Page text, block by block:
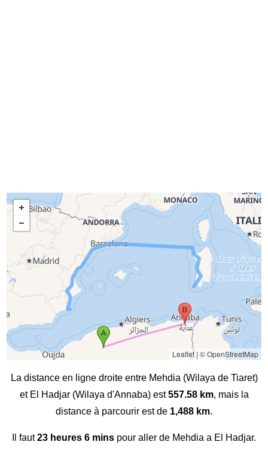
Leaflet| © OpenStreetMap
La distance en ligne droite entre Mehdia (Wilaya de Tiaret)
et El Hadjar (Wilaya d'Annaba) est557.58 km, mais la
distance à parcourir est de 1,488 km.
Il faut23 heures 6 mins pour aller de Mehdia a El Hadjar.